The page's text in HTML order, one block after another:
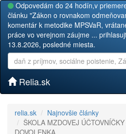
Odpovedám do 24 hodín,v
článku "Zákon o rovnakom
komentár k metodike MPSVaR,
práce vo verejnom záujme ...
13.8.2026, posledné miesta.
Relia.sk
relia.sk
Najnovšie články
ŠKOLA MZDOVEJ
DOVOLENKA